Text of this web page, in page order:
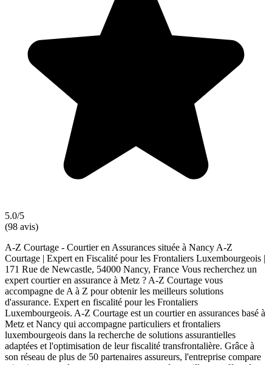
5.0/5
(98 avis)
A-Z Courtage - Courtier en Assurances située à Nancy A-Z
Courtage | Expert en Fiscalité pour les Frontaliers Luxembourgeois |
171 Rue de Newcastle, 54000 Nancy, France Vous recherchez un
expert courtier en assurance à Metz ? A-Z Courtage vous
accompagne de A à Z pour obtenir les meilleurs solutions
d'assurance. Expert en fiscalité pour les Frontaliers
Luxembourgeois. A-Z Courtage est un courtier en assurances basé à
Metz et Nancy qui accompagne particuliers et frontaliers
luxembourgeois dans la recherche de solutions assurantielles
adaptées et l'optimisation de leur fiscalité transfrontalière. Grâce à
son réseau de plus de 50 partenaires assureurs, l'entreprise compare